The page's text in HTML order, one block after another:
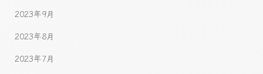
2023年9月
2023年8月
2023年7月